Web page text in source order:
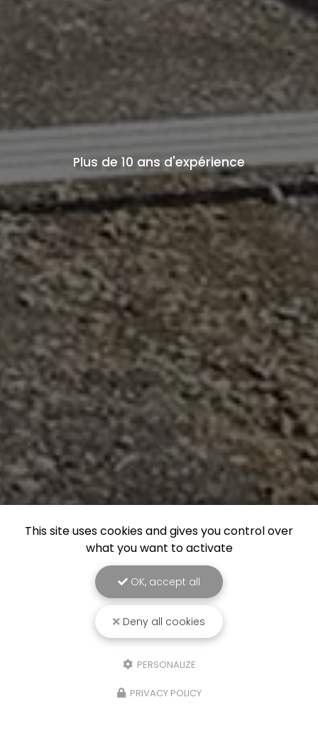
Plus de 10 ans d'expérience
This site uses cookies and gives you control over
what you want to activate
OK, accept all
Deny all cookies
PERSONALIZE
PRIVACY POLICY